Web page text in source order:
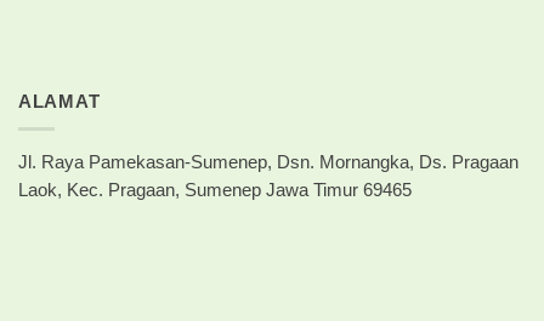
ALAMAT
Jl. Raya Pamekasan-Sumenep, Dsn. Mornangka, Ds. Pragaan
Laok, Kec. Pragaan, Sumenep Jawa Timur 69465